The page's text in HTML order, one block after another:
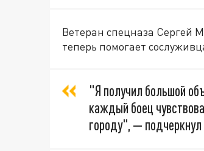
Ветеран спецназа Сергей
теперь помогает
"Я получил большой
каждый боец
городу", —